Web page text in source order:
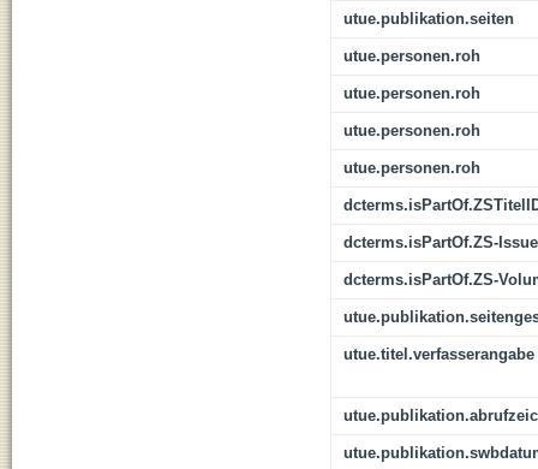
utue.publikation.seiten
utue.personen.roh
utue.personen.roh
utue.personen.roh
utue.personen.roh
dcterms.isPartOf.ZS-Issue
dcterms.isPartOf.ZS-
utue.titel.verfasserangabe